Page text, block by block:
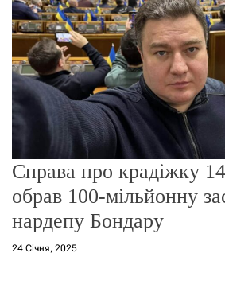
Справа про крадіжку
обрав 100-мільйонну
нардепу Бондару
24 Січня, 2025